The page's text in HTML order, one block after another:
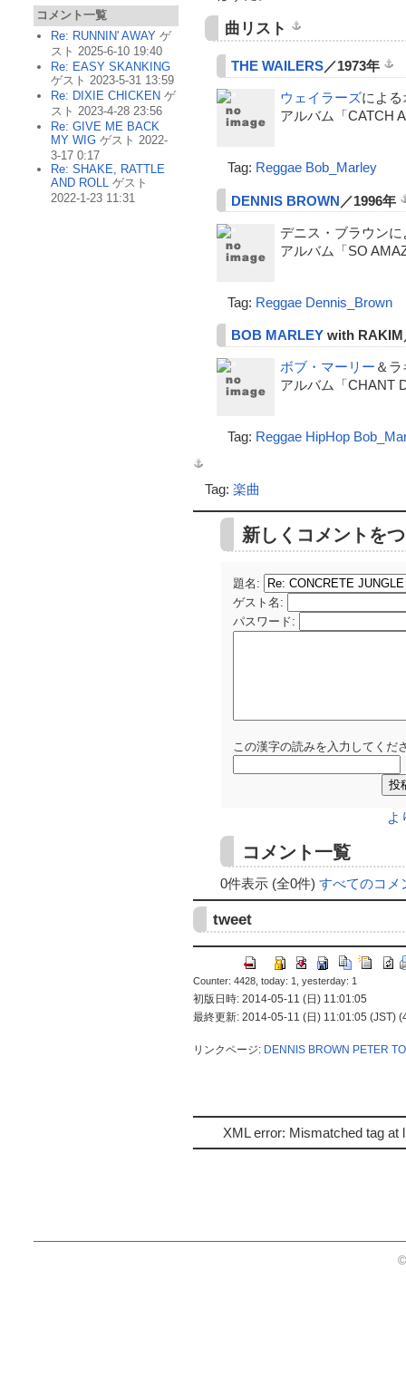
曲リスト
THE WAILERS／1973年
ウェイラーズによる
アルバム「CATCH
Tag: Reggae Bob_Marley
DENNIS BROWN ／1996年
デニス・ブラウン
アルバム「SO
Tag: Reggae Dennis_Brown
BOB MARLEYwith RAKIM
ボブ・マーリー ＆
アルバム「CHANT
Tag: Reggae HipHop
Tag: 楽曲
新しくコメントを
題名:
ゲスト名 :
パスワード:
この漢字の読みを入力してくだ
よ
コメント一覧
0件表示 (全0件) すべてのコメ
tweet
Counter: 4428, today: 1, yesterday: 1
初版日時: 2014-05-11 (日) 11:01:05
最終更新: 2014-05-11 (日) 11:01:05 (JST)
リンクページ: DENNIS BROWN PETER
XML error: Mismatched tag at
コメント一覧
Re: RUNNIN' AWAY ゲ
スト 2025-6-10 19:40
Re: EASY SKANKING
ゲスト 2023-5-31 13:59
Re: DIXIE CHICKEN ゲ
スト 2023-4-28 23:56
Re: GIVE ME BACK
MY WIG ゲスト 2022-
3-17 0:17
Re: SHAKE, RATTLE
AND ROLL ゲスト
2022-1-23 11:31